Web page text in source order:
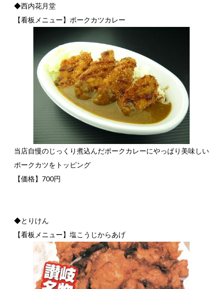
◆西内花月堂
【看板メニュー】ポークカツカレー
当店自慢のじっくり煮込んだポークカレーにやっぱり美味しい
ポークカツをトッピング
【価格】700円
◆とりけん
【看板メニュー】塩こうじからあげ